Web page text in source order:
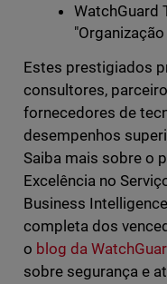
WatchGuard
Estes prestigiados
consultores,
fornecedores de
desempenhos
Saiba mais sobre o
Excelência no
Business
completa dos
o blog da
sobre segurança e